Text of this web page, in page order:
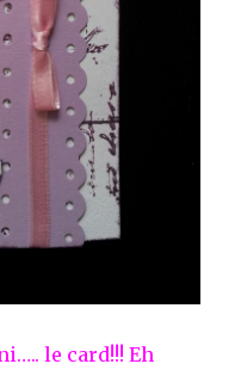
le card!!! Eh